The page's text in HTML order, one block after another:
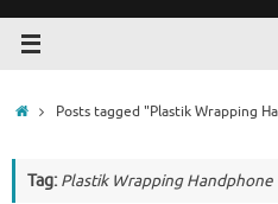
HomePosts tagged "Plastik Wrapping
Tag: Plastik Wrapping Handphone